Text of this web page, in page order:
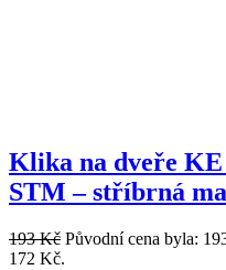
Klika na dveře
STM – stříbrná
193Kč Původní cena byla:
172 Kč.